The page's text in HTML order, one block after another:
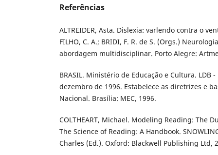
Referências
ALTREIDER, Asta. Dislexia: varlendo contra o
FILHO, C. A.; BRIDI, F. R. de S. (Orgs.)
abordagem multidisciplinar. Porto Alegre:
BRASIL. Ministério de Educação e Cultura. LDB
dezembro de 1996. Estabelece as diretrizes e
Nacional. Brasília: MEC, 1996.
COLTHEART, Michael. Modeling Reading: The
The Science of Reading: A Handbook.
Charles (Ed.). Oxford: Blackwell Publishing Ltd,